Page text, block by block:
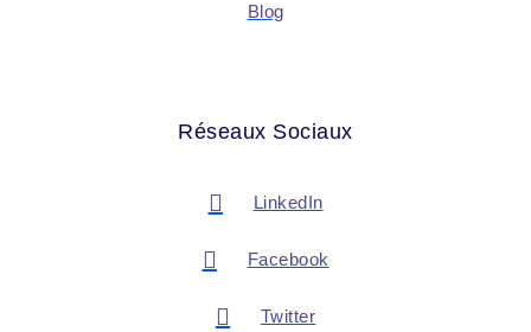
Blog
Réseaux Sociaux
LinkedIn
Facebook
Twitter